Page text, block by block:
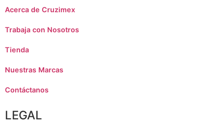
Acerca de Cruzimex
Trabaja con Nosotros
Tienda
Nuestras Marcas
Contáctanos
LEGAL